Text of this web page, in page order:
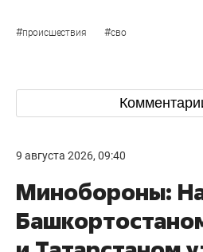
#происшествия #сво
9 августа 2026, 09:40
Минобороны: